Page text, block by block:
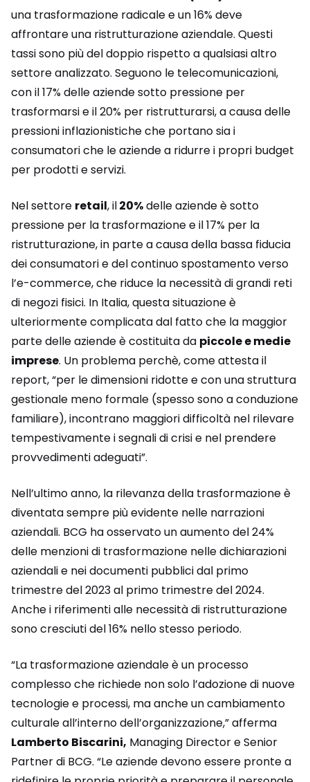
una trasformazione radicale e un 16% deve
affrontare una ristrutturazione aziendale. Questi
tassi sono più del doppio rispetto a qualsiasi altro
settore analizzato. Seguono le telecomunicazioni,
con il 17% delle aziende sotto pressione per
trasformarsi e il 20% per ristrutturarsi, a causa delle
pressioni inflazionistiche che portano sia i
consumatori che le aziende a ridurre i propri budget
per prodotti e servizi.
Nel settore retail, il20%delle aziende è sotto
pressione per la trasformazione e il 17% per la
ristrutturazione, in parte a causa della bassa fiducia
dei consumatori e del continuo spostamento verso
l’e-commerce, che riduce la necessità di grandi reti
di negozi fisici. In Italia, questa situazione è
ulteriormente complicata dal fatto che la maggior
parte delle aziende è costituita da piccole e medie
imprese. Un problema perchè, come attesta il
report, “per le dimensioni ridotte e con una struttura
gestionale meno formale (spesso sono a conduzione
familiare), incontrano maggiori difficoltà nel rilevare
tempestivamente i segnali di crisi e nel prendere
provvedimenti adeguati”.
Nell’ultimo anno, la rilevanza della trasformazione è
diventata sempre più evidente nelle narrazioni
aziendali. BCG ha osservato un aumento del 24%
delle menzioni di trasformazione nelle dichiarazioni
aziendali e nei documenti pubblici dal primo
trimestre del 2023 al primo trimestre del 2024.
Anche i riferimenti alle necessità di ristrutturazione
sono cresciuti del 16% nello stesso periodo.
“La trasformazione aziendale è un processo
complesso che richiede non solo l’adozione di nuove
tecnologie e processi, ma anche un cambiamento
culturale all’interno dell’organizzazione,” afferma
Lamberto Biscarini, Managing Director e Senior
Partner di BCG. “Le aziende devono essere pronte a